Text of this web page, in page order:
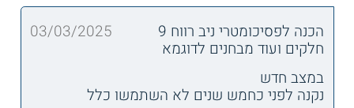
הכנה לפסיכומטרי ניב רווח 9
חלקים ועוד מבחנים לדוגמא
03/03/2025
במצב חדש
נקנה לפני כחמש שנים לא השתמשו כלל